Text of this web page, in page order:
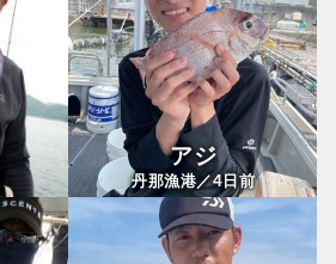
アジ
丹那漁港／4日前